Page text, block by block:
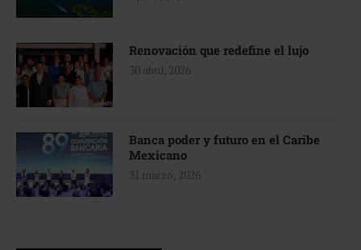
Renovación que redefine el lujo
30 abril, 2026
Banca poder y futuro en el Caribe
Mexicano
31 marzo, 2026